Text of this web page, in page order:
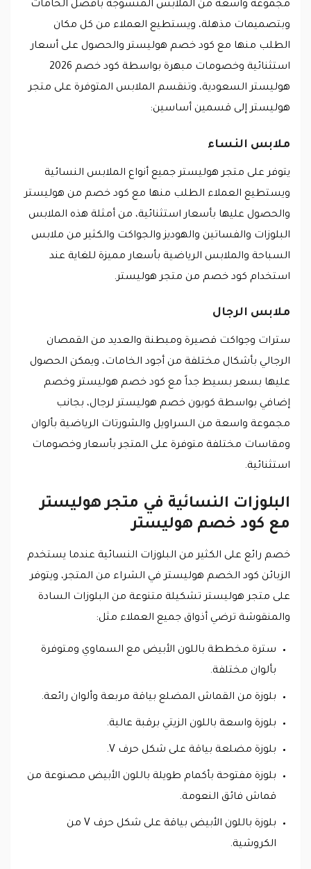
مجموعة واسعة من الملابس المنسوجة بأفضل الخامات
وبتصميمات مذهلة، ويستطيع العملاء من كل مكان
الطلب منها مع كود خصم هوليستر والحصول على أسعار
استثنائية وخصومات مبهرة بواسطة كود خصم 2026
هوليستر السعودية، وتنقسم الملابس المتوفرة على متجر
هوليستر إلى قسمين أساسين:
ملابس النساء
يتوفر على متجر هوليستر جميع أنواع الملابس النسائية
ويستطيع العملاء الطلب منها مع كود خصم من هوليستر
والحصول عليها بأسعار استثنائية، من أمثلة هذه الملابس
البلوزات والفساتين والهوديز والجواكت والكثير من ملابس
السباحة والملابس الرياضية بأسعار مميزة للغاية عند
استخدام كود خصم من متجر هوليستر.
ملابس الرجال
سترات وجواكت قصيرة ومبطنة والعديد من القمصان
الرجالي بأشكال مختلفة من أجود الخامات، ويمكن الحصول
عليها بسعر بسيط جداً مع كود خصم هوليستر وخصم
إضافي بواسطة كوبون خصم هوليستر لرجال، بجانب
مجموعة واسعة من السراويل والشورتات الرياضية بألوان
ومقاسات مختلفة متوفرة على المتجر بأسعار وخصومات
استثنائية.
البلوزات النسائية في متجر هوليستر
مع كود خصم هوليستر
خصم رائع على الكثير من البلوزات النسائية عندما يستخدم
الزبائن كود الخصم هوليستر في الشراء من المتجر، ويتوفر
على متجر هوليستر تشكيلة متنوعة من البلوزات السادة
والمنقوشة ترضي أذواق جميع العملاء مثل:
سترة مخططة باللون الأبيض مع السماوي ومتوفرة
بألوان مختلفة.
بلوزة من القماش المضلع بياقة مربعة وألوان رائعة.
بلوزة واسعة باللون الزيتي برقبة عالية.
بلوزة مضلعة بياقة على شكل حرف V.
بلوزة مفتوحة بأكمام طويلة باللون الأبيض مصنوعة من
قماش فائق النعومة.
بلوزة باللون الأبيض بياقة على شكل حرف V من
الكروشية.